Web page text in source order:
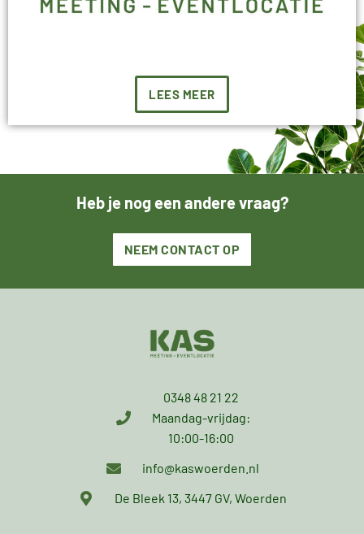
LEES MEER
Heb je nog een andere vraag?
NEEM CONTACT OP
0348 48 21 22
Maandag-vrijdag:
10:00-16:00
info@kaswoerden.nl
De Bleek 13, 3447 GV, Woerden